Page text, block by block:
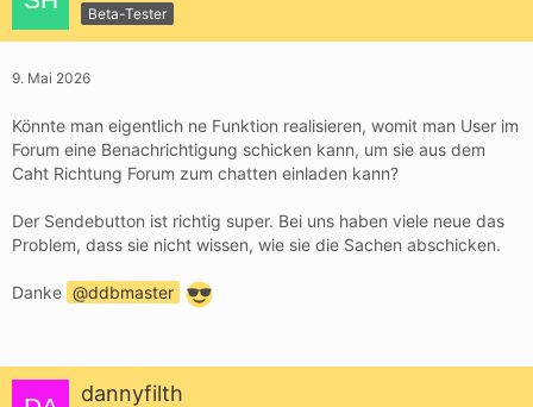
Beta-Tester
9. Mai 2026
Könnte man eigentlich ne Funktion realisieren, womit man User im
Forum eine Benachrichtigung schicken kann, um sie aus dem
Caht Richtung Forum zum chatten einladen kann?
Der Sendebutton ist richtig super. Bei uns haben viele neue das
Problem, dass sie nicht wissen, wie sie die Sachen abschicken.
Danke ddbmaster
dannyfilth